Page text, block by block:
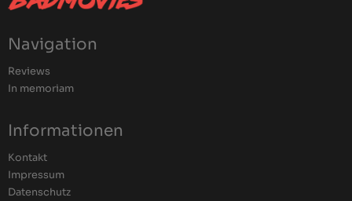
Navigation
Reviews
In memoriam
Informationen
Kontakt
Impressum
Datenschutz